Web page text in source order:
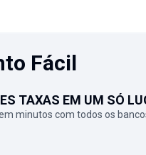
Fácil
TAXAS EM UM SÓ
minutos com todos os